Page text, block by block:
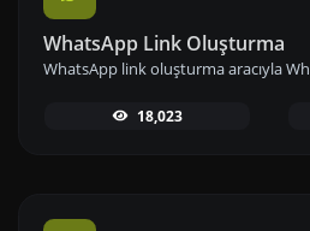
WhatsApp Link Oluşturma
18,023